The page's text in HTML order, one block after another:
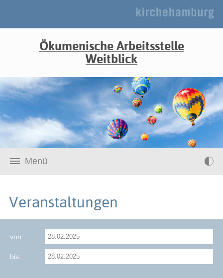
Ökumenische Arbeitsstelle
Weitblick
Menü
Veranstaltungen
von:
bis: